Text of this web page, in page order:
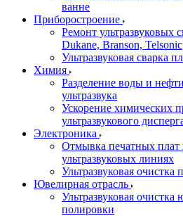
ванне
Приборостроение
Ремонт ультразвуковых
Dukane, Branson, Telsonic
Ультразвуковая сварка
Химия
Разделение воды и
ультразвука
Ускорение химических
ультразвукового
Электроника
Отмывка печатных плат
ультразвуковых линиях
Ультразвуковая очистка
Ювелирная отрасль
Ультразвуковая
полировки